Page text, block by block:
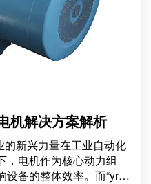
机解决方案解析
新兴力量在工业自动化
，电机作为核心动力组
备的整体效率。而“yrks